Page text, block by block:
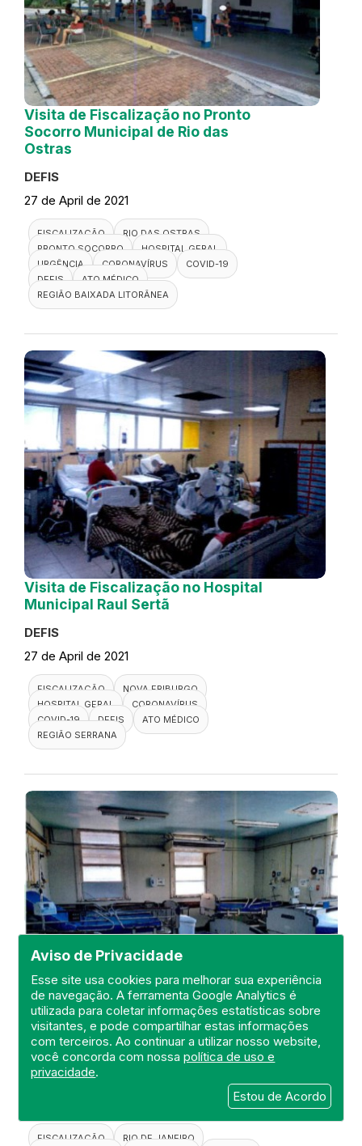
Aviso de Privacidade
Esse site usa cookies para melhorar sua experiência
de navegação. A ferramenta Google Analytics é
utilizada para coletar informações estatísticas sobre
visitantes, e pode compartilhar estas informações
com terceiros. Ao continuar a utilizar nosso website,
você concorda com nossapolítica de uso e
privacidade.
Estou de Acordo
Visita de Fiscalização no Pronto
Socorro Municipal de Rio das
Ostras
DEFIS
27 de April de 2021
FISCALIZAÇÃO
RIO DAS OSTRAS
PRONTO SOCORRO
HOSPITAL GERAL
URGÊNCIA
CORONAVÍRUS
COVID-19
DEFIS
ATO MÉDICO
REGIÃO BAIXADA LITORÂNEA
Visita de Fiscalização no Hospital
Municipal Raul Sertã
DEFIS
27 de April de 2021
FISCALIZAÇÃO
NOVA FRIBURGO
HOSPITAL GERAL
CORONAVÍRUS
COVID-19
DEFIS
ATO MÉDICO
REGIÃO SERRANA
Visita de Fiscalização no Hospital
Estadual Carlos Chagas
DEFIS
FISCALIZAÇÃO RIO DE JANEIRO